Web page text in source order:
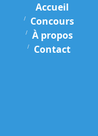
Accueil
Concours
À propos
Contact